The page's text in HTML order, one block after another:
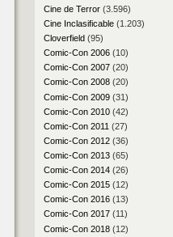
Cine de Terror(3.596)
Cine Inclasificable(1.203)
Cloverfield(95)
Comic-Con 2006(10)
Comic-Con 2007(20)
Comic-Con 2008(20)
Comic-Con 2009(31)
Comic-Con 2010(42)
Comic-Con 2011 (27)
Comic-Con 2012(36)
Comic-Con 2013(65)
Comic-Con 2014(26)
Comic-Con 2015(12)
Comic-Con 2016(13)
Comic-Con 2017(11)
Comic-Con 2018(12)